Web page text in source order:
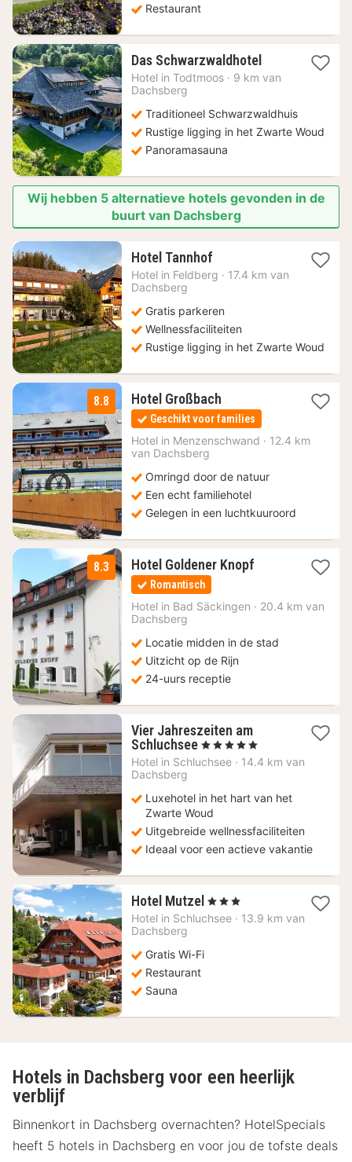
Restaurant
Das Schwarzwaldhotel1
nacht
€
Hotel in Todtmoos · 9 km van
Dachsberg
Traditioneel Schwarzwaldhuis
Rustige ligging in het Zwarte Woud
Panoramasauna
Wij hebben 5 alternatieve hotels gevonden in de
buurt van Dachsberg
Hotel Tannhof1
nacht
vanaf
€
Hotel in Feldberg · 17.4 km van
Dachsberg
Gratis parkeren
Wellnessfaciliteiten
Rustige ligging in het Zwarte Woud
8.8 Hotel Großbach1
nacht
vanaf
129
Geschikt voor families
Hotel in Menzenschwand · 12.4 km
van Dachsberg
Omringd door de natuur
Een echt familiehotel
Gelegen in een luchtkuuroord
8.3 Hotel Goldener Knopf1
119,03
Romantisch
Hotel in Bad Säckingen · 20.4 km van
Dachsberg
Locatie midden in de stad
Uitzicht op de Rijn
24-uurs receptie
Vier Jahreszeiten am
Schluchsee 1
nacht
€
, 5 Sterren
Hotel in Schluchsee · 14.4 km van
Dachsberg
Luxehotel in het hart van het
Zwarte Woud
Uitgebreide wellnessfaciliteiten
Ideaal voor een actieve vakantie
Hotel Mutzel 1
nacht
, 3 Sterren
Hotel in Schluchsee · 13.9 km van
Dachsberg
Gratis Wi-Fi
Restaurant
Sauna
Hotels in Dachsberg voor een heerlijk
verblijf
Binnenkort in Dachsberg overnachten? HotelSpecials
heeft 5 hotels in Dachsberg en voor jou de tofste deals